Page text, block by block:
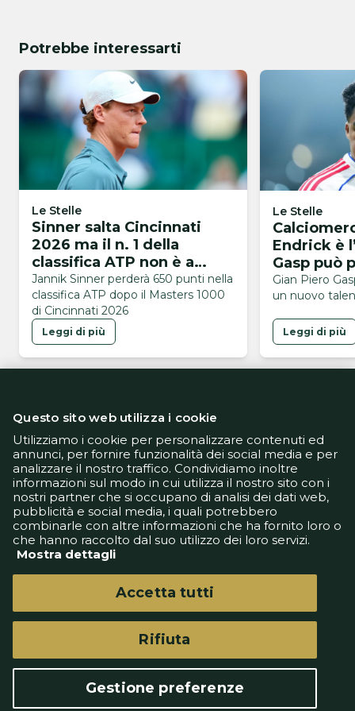
Potrebbe interessarti
Le Stelle
Sinner salta Cincinnati
2026 ma il n. 1 della
classifica ATP non è a
rischio: il motivo
Jannik Sinner perderà 650 punti nella
classifica ATP dopo il Masters 1000
di Cincinnati 2026
Leggi di più
Le Stelle
Endrick è
Gasp può
nuovo
Gian Piero
un nuovo
Leggi di più
Informativa Privacy
Informativa Cookie
Tech App
Gestione preferenze
support@goldbetlive.it
GoldBetlive è un sito di GBO Italy Spa
Questo sito non rappresenta una testata
giornalistica in quanto viene aggiornato senza
Questo sito web utilizza i cookie
Utilizziamo i cookie per personalizzare contenuti ed
annunci, per fornire funzionalità dei social media e per
analizzare il nostro traffico. Condividiamo inoltre
informazioni sul modo in cui utilizza il nostro sito con i
nostri partner che si occupano di analisi dei dati web,
pubblicità e social media, i quali potrebbero
combinarle con altre informazioni che ha fornito loro o
che hanno raccolto dal suo utilizzo dei loro servizi.
Mostra dettagli
Gestione preferenze
Rifiuta
Accetta tutti